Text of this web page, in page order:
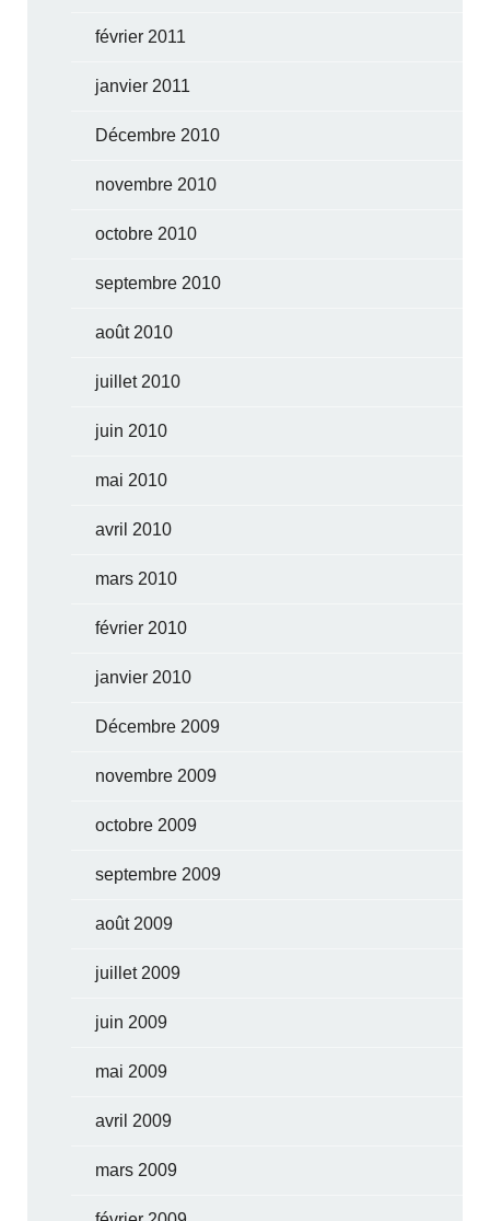
février 2011
janvier 2011
Décembre 2010
novembre 2010
octobre 2010
septembre 2010
août 2010
juillet 2010
juin 2010
mai 2010
avril 2010
mars 2010
février 2010
janvier 2010
Décembre 2009
novembre 2009
octobre 2009
septembre 2009
août 2009
juillet 2009
juin 2009
mai 2009
avril 2009
mars 2009